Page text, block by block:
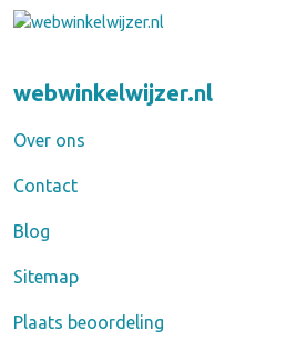
webwinkelwijzer.nl
Over ons
Contact
Blog
Sitemap
Plaats beoordeling